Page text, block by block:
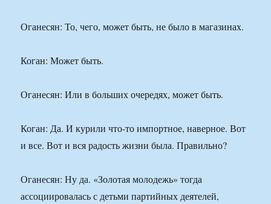
Оганесян: То, чего, может быть, не было в магазинах.
Коган: Может быть.
Оганесян: Или в больших очередях, может быть.
Коган: Да. И курили что-то импортное, наверное. Вот
и все. Вот и вся радость жизни была. Правильно?
Оганесян: Ну да. «Золотая молодежь» тогда
ассоциировалась с детьми партийных деятелей,